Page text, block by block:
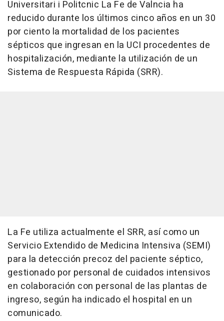
Universitari i Politcnic La Fe de Valncia ha
reducido durante los últimos cinco años en un 30
por ciento la mortalidad de los pacientes
sépticos que ingresan en la UCI procedentes de
hospitalización, mediante la utilización de un
Sistema de Respuesta Rápida (SRR).
La Fe utiliza actualmente el SRR, así como un
Servicio Extendido de Medicina Intensiva (SEMI)
para la detección precoz del paciente séptico,
gestionado por personal de cuidados intensivos
en colaboración con personal de las plantas de
ingreso, según ha indicado el hospital en un
comunicado.